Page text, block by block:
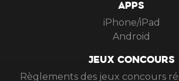
APPS
iPhone/iPad
Android
JEUX CONCOURS
Règlements des jeux concours